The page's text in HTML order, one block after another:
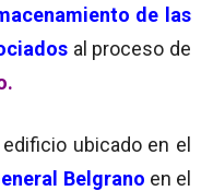
de las
al proceso de
ubicado en el
Belgrano en el